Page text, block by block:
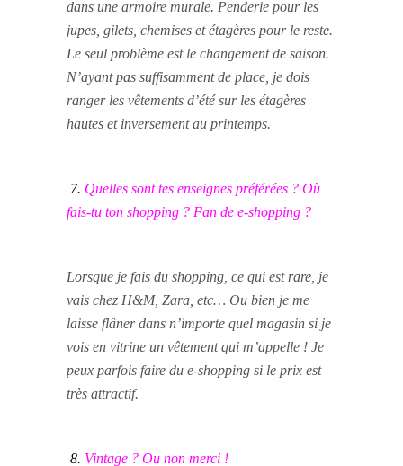
dans une armoire murale. Penderie pour les
jupes, gilets, chemises et étagères pour le reste.
Le seul problème est le changement de saison.
N’ayant pas suffisamment de place, je dois
ranger les vêtements d’été sur les étagères
hautes et inversement au printemps.
7. Quelles sont tes enseignes préférées ? Où
fais-tu ton shopping ? Fan de e-shopping ?
Lorsque je fais du shopping, ce qui est rare, je
vais chez H&M, Zara, etc… Ou bien je me
laisse flâner dans n’importe quel magasin si je
vois en vitrine un vêtement qui m’appelle ! Je
peux parfois faire du e-shopping si le prix est
très attractif.
8. Vintage ? Ou non merci !